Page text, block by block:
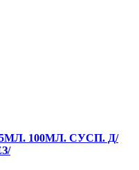
100МЛ. СУСП. Д/